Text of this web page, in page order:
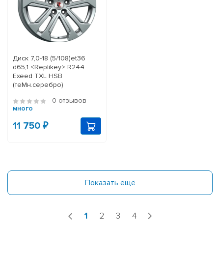
Диск 7,0-18 (5/108)et36
d65,1 <Rеplikey> R244
Exeed TXL HSB
(теMн.серебро)
0 отзывов
много
11 750 ₽
Показать ещё
1 2 3 4